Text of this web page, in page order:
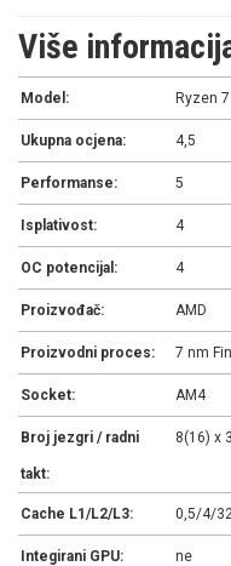
Više
Model: Ryzen
Ukupna ocjena: 4,5
Performanse: 5
Isplativost: 4
OC potencijal: 4
Proizvođač: AMD
Proizvodni proces: 7 nm
Socket: AM4
Broj jezgri / radni
takt:
8(16) x
Cache L1/L2/L3: 0,5/4/
Integirani GPU: ne